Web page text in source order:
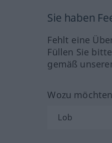
Sie haben
Fehlt eine
Füllen Sie
gemäß
Wozu